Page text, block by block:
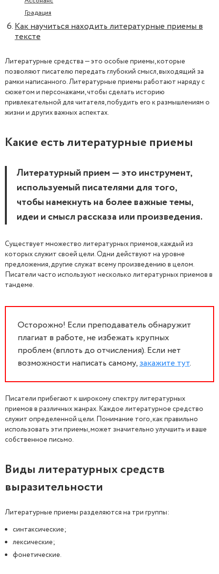
Градация
Как научиться находить литературные приемы в
тексте
Литературные средства — это особые приемы, которые
позволяют писателю передать глубокий смысл, выходящий за
рамки написанного. Литературные приемы работают наряду с
сюжетом и персонажами, чтобы сделать историю
привлекательной для читателя, побудить его к размышлениям о
жизни и других важных аспектах.
Какие есть литературные приемы
Литературный прием — это инструмент,
используемый писателями для того,
чтобы намекнуть на более важные темы,
идеи и смысл рассказа или произведения.
Существует множество литературных приемов, каждый из
которых служит своей цели. Одни действуют на уровне
предложения, другие служат всему произведению в целом.
Писатели часто используют несколько литературных приемов в
тандеме.
Осторожно! Если преподаватель обнаружит
плагиат в работе, не избежать крупных
проблем (вплоть до отчисления). Если нет
возможности написать самому,закажите тут.
Писатели прибегают к широкому спектру литературных
приемов в различных жанрах. Каждое литературное средство
служит определенной цели. Понимание того, как правильно
использовать эти приемы, может значительно улучшить и ваше
собственное письмо.
Виды литературных средств
выразительности
Литературные приемы разделяются на три группы:
синтаксические;
лексические;
фонетические.